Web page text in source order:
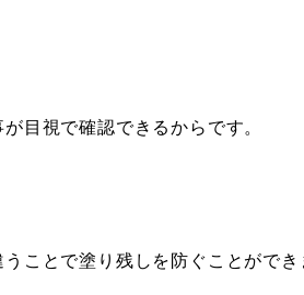
目視で確認できるからです。
ことで塗り残しを防ぐことができ